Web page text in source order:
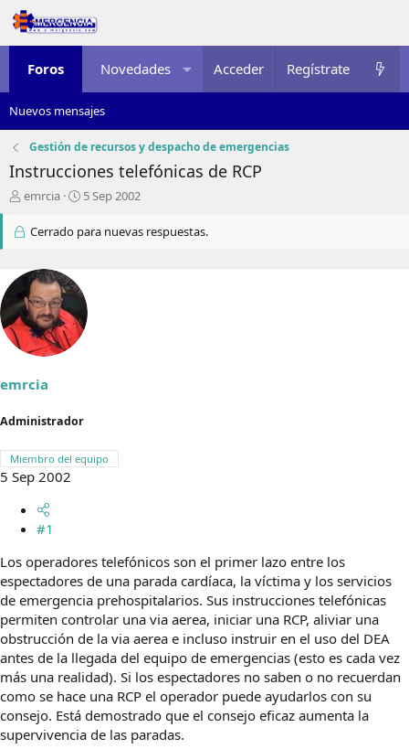
Foros Novedades Multimedia Recursos
Acceder Regístrate
Nuevos mensajes
Gestión de recursos y despacho de emergencias
Instrucciones telefónicas de RCP
I
i
a
d
o
r
d
e
t
m
emrcia
F
c
e
n
5 Sep 2002
Cerrado para nuevas respuestas.
emrcia
Administrador
Miembro del equipo
5 Sep 2002
#1
Los operadores telefónicos son el primer lazo entre los
espectadores de una parada cardíaca, la víctima y los servicios
de emergencia prehospitalarios. Sus instrucciones telefónicas
permiten controlar una via aerea, iniciar una RCP, aliviar una
obstrucción de la via aerea e incluso instruir en el uso del DEA
antes de la llegada del equipo de emergencias (esto es cada vez
más una realidad). Si los espectadores no saben o no recuerdan
como se hace una RCP el operador puede ayudarlos con su
consejo. Está demostrado que el consejo eficaz aumenta la
supervivencia de las paradas.